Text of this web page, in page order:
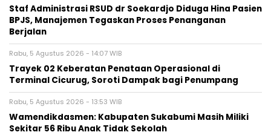
Staf Administrasi RSUD dr Soekardjo Diduga Hina Pasien
BPJS, Manajemen Tegaskan Proses Penanganan
Berjalan
Rabu, 5 Agustus 2026 - 14:07 WIB
‎Trayek 02 Keberatan Penataan Operasional di
Terminal Cicurug, Soroti Dampak bagi Penumpang
Rabu, 5 Agustus 2026 - 13:53 WIB
Wamendikdasmen: Kabupaten Sukabumi Masih Miliki
Sekitar 56 Ribu Anak Tidak Sekolah